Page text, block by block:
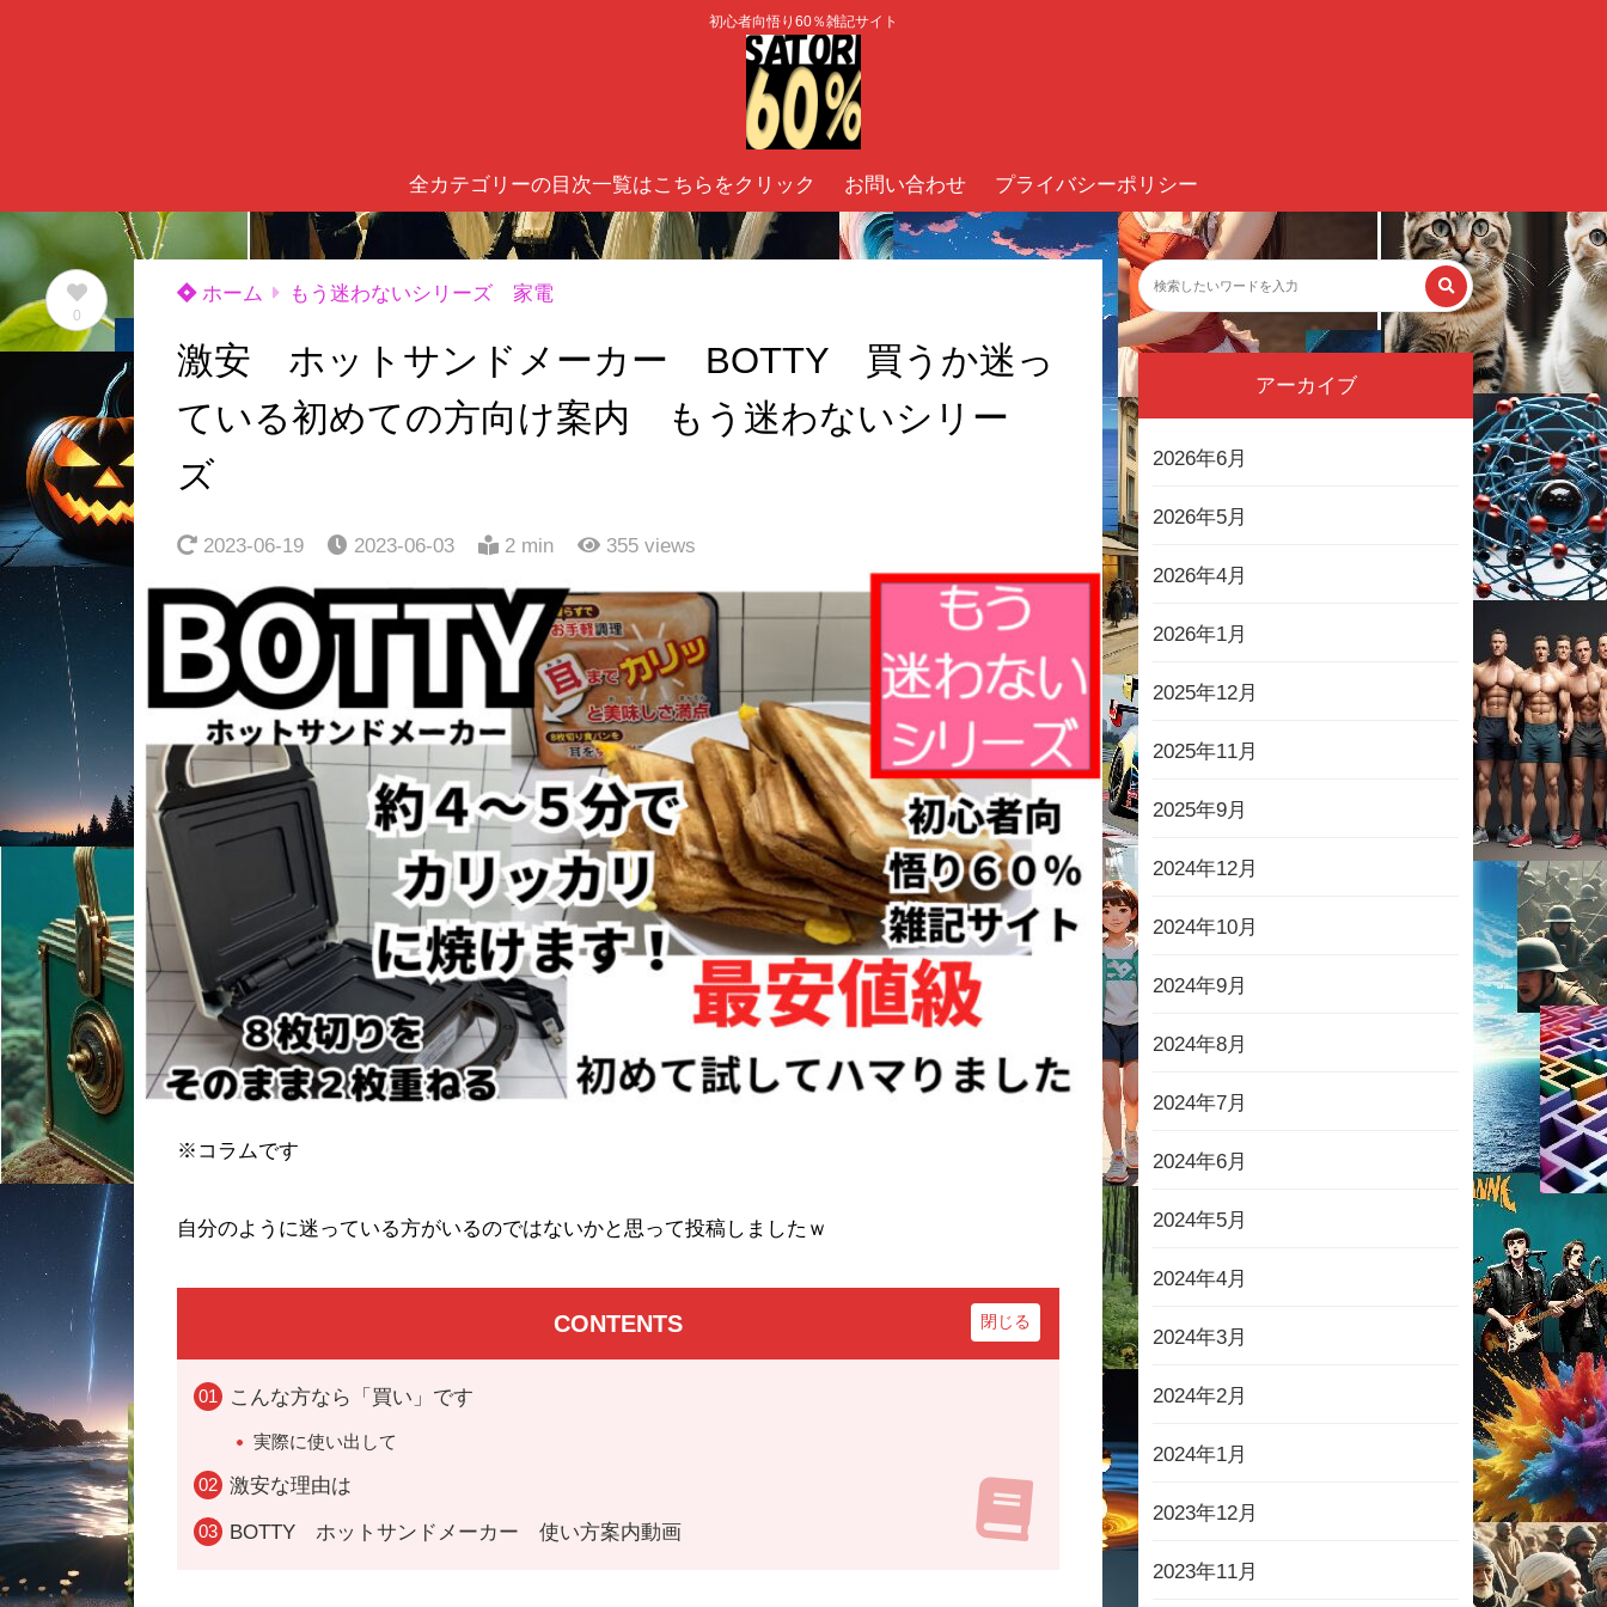
初心者向悟り60％雑記サイト
全カテゴリーの目次一覧はこちらをクリック お問い合わせ プライバシーポリシー
0
ホーム もう迷わないシリーズ 家電
激安 ホットサンドメーカー BOTTY 買うか迷っ
ている初めての方向け案内 もう迷わないシリー
ズ
2023-06-19 2023-06-03 2 min 355 views
※コラムです
自分のように迷っている方がいるのではないかと思って投稿しましたｗ
CONTENTS
こんな方なら「買い」です
実際に使い出して
激安な理由は
BOTTY ホットサンドメーカー 使い方案内動画
アーカイブ
2026年6月
2026年5月
2026年4月
2026年1月
2025年12月
2025年11月
2025年9月
2024年12月
2024年10月
2024年9月
2024年8月
2024年7月
2024年6月
2024年5月
2024年4月
2024年3月
2024年2月
2024年1月
2023年12月
2023年11月